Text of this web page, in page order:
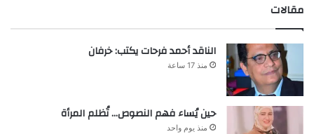
مقالات
الناقد أحمد فرحات يكتب: خرفان
منذ 17 ساعة
حين يُساء فهم النصوص… تُظلم المرأة
منذ يوم واحد